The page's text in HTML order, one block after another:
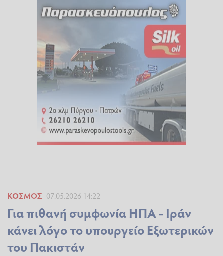
ΚΌΣΜΟΣ 07.05.2026 14:22
Για πιθανή συμφωνία ΗΠΑ - Ιράν
κάνει λόγο το υπουργείο Εξωτερικών
του Πακιστάν